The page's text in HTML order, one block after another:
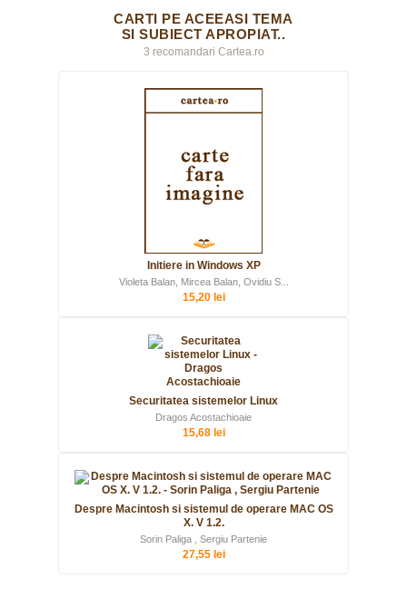
CARTI PE ACEEASI TEMA
SI SUBIECT APROPIAT..
3 recomandari Cartea.ro
Initiere in Windows XP
Violeta Balan, Mircea Balan, Ovidiu S...
15,20 lei
Securitatea sistemelor Linux
Dragos Acostachioaie
15,68 lei
Despre Macintosh si sistemul de operare MAC OS
X. V 1.2.
Sorin Paliga , Sergiu Partenie
27,55 lei